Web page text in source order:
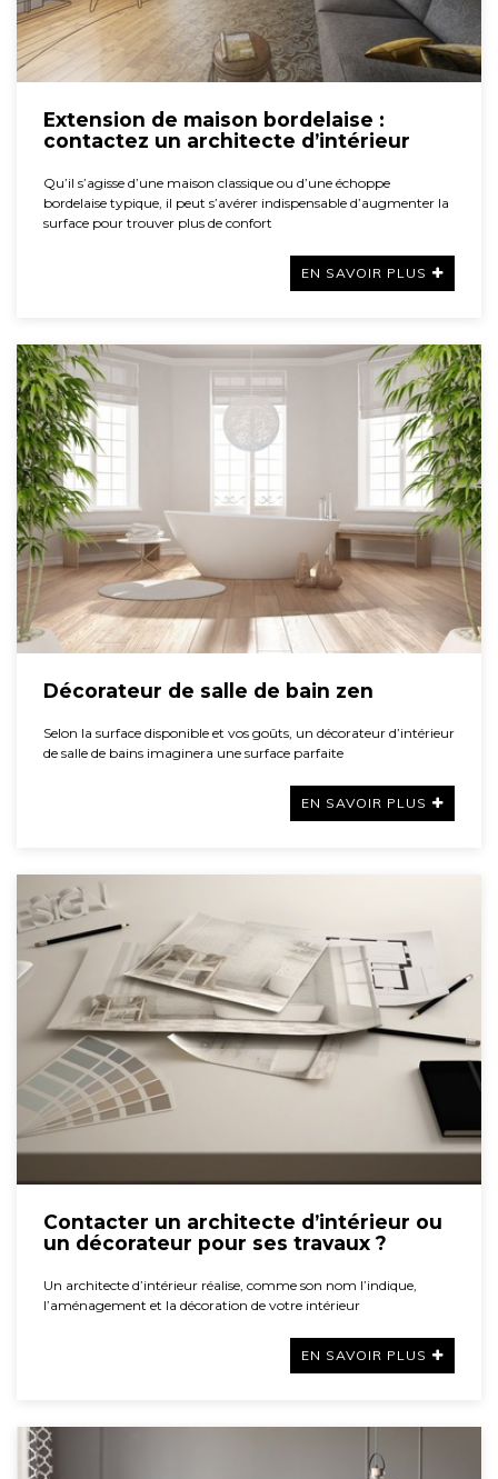
Extension de maison bordelaise :
contactez un architecte d’intérieur
Qu’il s’agisse d’une maison classique ou d’une échoppe
bordelaise typique, il peut s’avérer indispensable d’augmenter la
surface pour trouver plus de confort
EN SAVOIR PLUS
Décorateur de salle de bain zen
Selon la surface disponible et vos goûts, un décorateur d’intérieur
de salle de bains imaginera une surface parfaite
EN SAVOIR PLUS
Contacter un architecte d’intérieur ou
un décorateur pour ses travaux ?
Un architecte d’intérieur réalise, comme son nom l’indique,
l’aménagement et la décoration de votre intérieur
EN SAVOIR PLUS